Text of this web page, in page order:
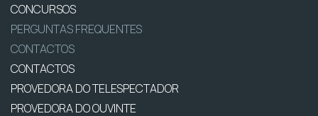
CONCURSOS
PERGUNTAS FREQUENTES
CONTACTOS
CONTACTOS
PROVEDORA DO TELESPECTADOR
PROVEDORA DO OUVINTE